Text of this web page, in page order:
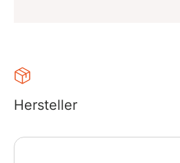
Hersteller